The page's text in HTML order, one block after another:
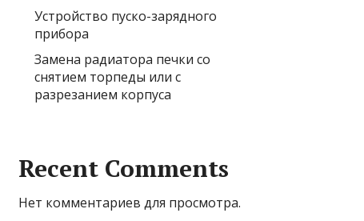
Устройство пуско-зарядного
прибора
Замена радиатора печки со
снятием торпеды или с
разрезанием корпуса
Recent Comments
Нет комментариев для просмотра.